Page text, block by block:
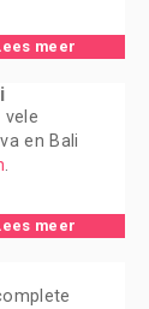
meer
vele
en Bali
.
meer